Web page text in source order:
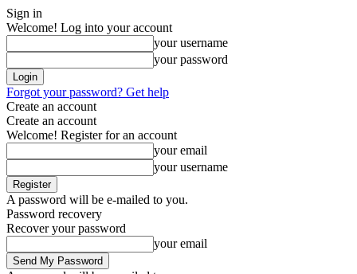
Sign in
Welcome! Log into your account
your username
your password
Forgot your password? Get help
Create an account
Create an account
Welcome! Register for an account
your email
your username
A password will be e-mailed to you.
Password recovery
Recover your password
your email